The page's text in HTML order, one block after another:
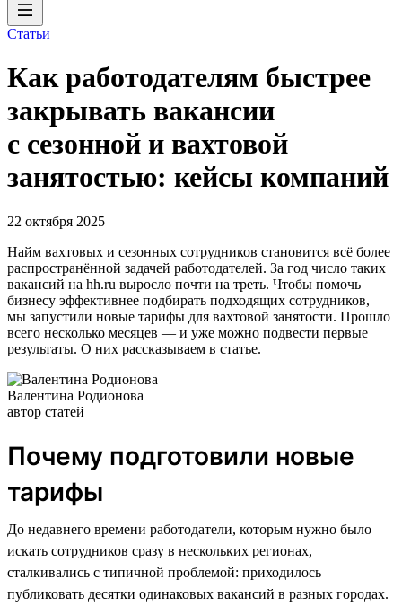
Статьи
Как работодателям быстрее
закрывать вакансии
с сезонной и вахтовой
занятостью: кейсы компаний
22 октября 2025
Найм вахтовых и сезонных сотрудников становится всё более
распространённой задачей работодателей. За год число таких
вакансий на hh.ru выросло почти на треть. Чтобы помочь
бизнесу эффективнее подбирать подходящих сотрудников,
мы запустили новые тарифы для вахтовой занятости. Прошло
всего несколько месяцев — и уже можно подвести первые
результаты. О них рассказываем в статье.
Валентина Родионова
автор статей
Почему подготовили новые
тарифы
До недавнего времени работодатели, которым нужно было
искать сотрудников сразу в нескольких регионах,
сталкивались с типичной проблемой: приходилось
публиковать десятки одинаковых вакансий в разных городах.